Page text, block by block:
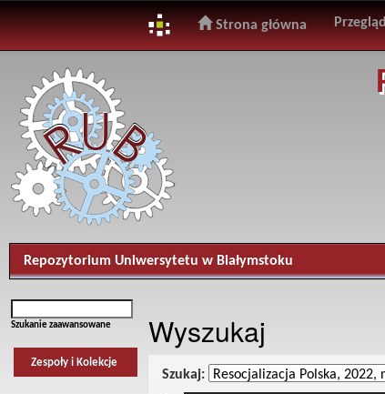
navigation
Strona główna
Repozytorium Uniwersytetu w Białymstoku
Szukanie zaawansowane
Zespoły i Kolekcje
Wyszukaj
Szukaj: